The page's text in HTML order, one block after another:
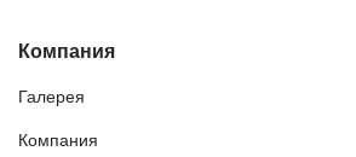
Компания
Галерея
Компания